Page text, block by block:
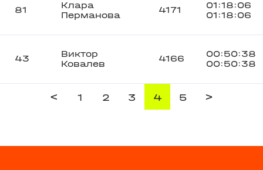
81
Клара
Перманова
4171
01:18:06
01:18:06
43
Виктор
Ковалев
4166
00:50:38
00:50:38
< 1 2 3 4 5 >